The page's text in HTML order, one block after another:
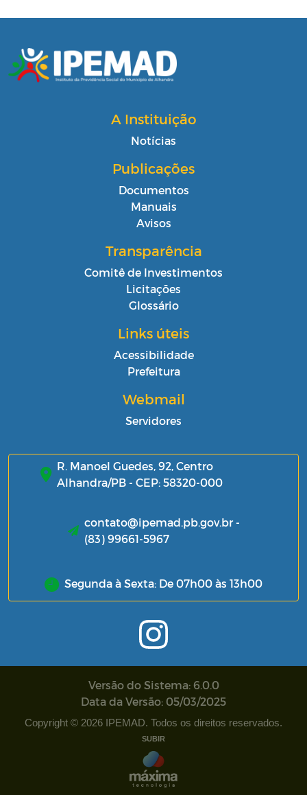
A Instituição
Notícias
Publicações
Documentos
Manuais
Avisos
Transparência
Comitê de Investimentos
Licitações
Glossário
Links úteis
Acessibilidade
Prefeitura
Webmail
Servidores
R. Manoel Guedes, 92, Centro
Alhandra/PB - CEP: 58320-000
contato@ipemad.pb.gov.br -
(83) 99661-5967
Segunda à Sexta: De 07h00 às 13h00
Versão do Sistema: 6.0.0
Data da Versão: 05/03/2025
Copyright © 2026 IPEMAD. Todos os direitos reservados.
SUBIR